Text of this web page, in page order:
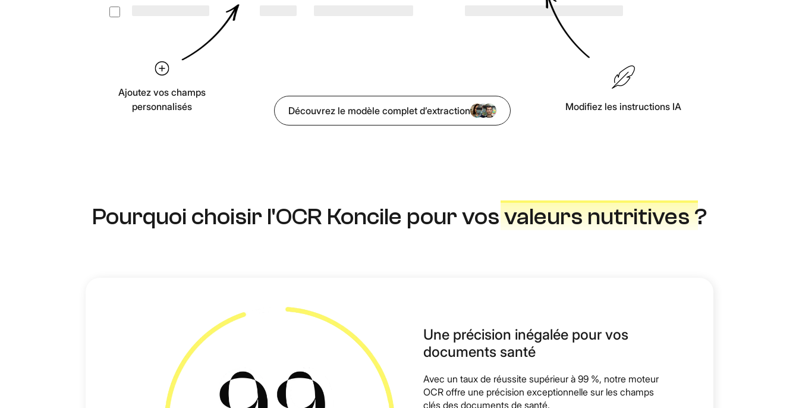
Ajoutez vos champs
personnalisés
Découvrez le modèle complet d’extraction Modifiez les instructions IA
Pourquoi choisir l'OCR Koncile pour vosvaleurs nutritives?
Une précision inégalée pour vos
documents santé
Avec un taux de réussite supérieur à 99 %, notre moteur
OCR offre une précision exceptionnelle sur les champs
clés des documents de santé.